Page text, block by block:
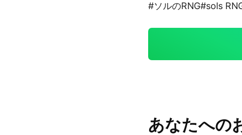
#ソルのRNG#sols
あなたへの